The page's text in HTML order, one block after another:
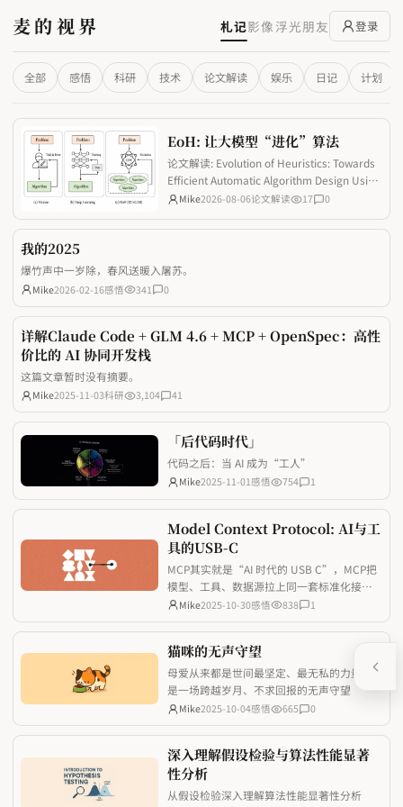
麦的视界 札记影像 浮光朋友 登录
全部 感悟 科研 技术 论文解读 娱乐 日记 计划
EoH: 让大模型“进化”算法
论文解读: Evolution of Heuristics: Towards
Efficient Automatic Algorithm Design Using
Large Language Model
Mike2026-08-06论文解读 17 0
我的2025
爆竹声中一岁除，春风送暖入屠苏。
Mike2026-02-16感悟 341 0
详解Claude Code + GLM 4.6 + MCP + OpenSpec：高性
价比的 AI 协同开发栈
这篇文章暂时没有摘要。
Mike2025-11-03科研 3,104 41
「后代码时代」
代码之后：当 AI 成为“工人”
Mike2025-11-01感悟 754 1
Model Context Protocol: AI与工
具的USB-C
MCP其实就是“AI 时代的 USB C”，MCP把
模型、工具、数据源拉上同一套标准化接
口，让开发者少踩重复造轮子的坑，也让 AI
应用真正具备随取随用的上下文能力。
Mike2025-10-30感悟 838 1
猫咪的无声守望
母爱从来都是世间最坚定、最无私的力量，
是一场跨越岁月、不求回报的无声守望
Mike2025-10-04感悟 665 0
深入理解假设检验与算法性能显著
性分析
从假设检验深入理解算法性能显著性分析